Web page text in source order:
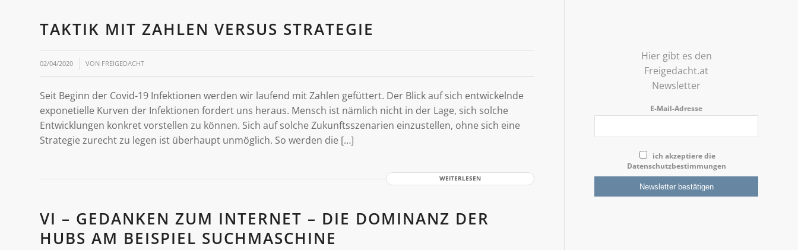
TAKTIK MIT ZAHLEN VERSUS STRATEGIE
02/04/2020 VON FREIGEDACHT
Seit Beginn der Covid-19 Infektionen werden wir laufend mit Zahlen gefüttert. Der Blick auf sich entwickelnde
exponetielle Kurven der Infektionen fordert uns heraus. Mensch ist nämlich nicht in der Lage, sich solche
Entwicklungen konkret vorstellen zu können. Sich auf solche Zukunftsszenarien einzustellen, ohne sich eine
Strategie zurecht zu legen ist überhaupt unmöglich. So werden die […]
WEITERLESEN
VI – GEDANKEN ZUM INTERNET – DIE DOMINANZ DER
HUBS AM BEISPIEL SUCHMASCHINE
Hier gibt es den
Freigedacht.at
Newsletter
E-Mail-Adresse
ich akzeptiere die
Datenschutzbestimmungen